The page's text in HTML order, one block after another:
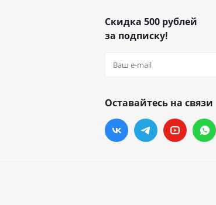
Скидка 500 рублей
за подписку!
Оставайтесь на связи